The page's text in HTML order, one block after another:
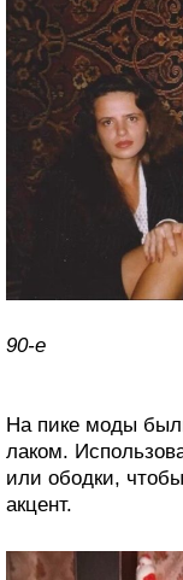
90-е
На пике моды
лаком.
или ободки,
акцент.